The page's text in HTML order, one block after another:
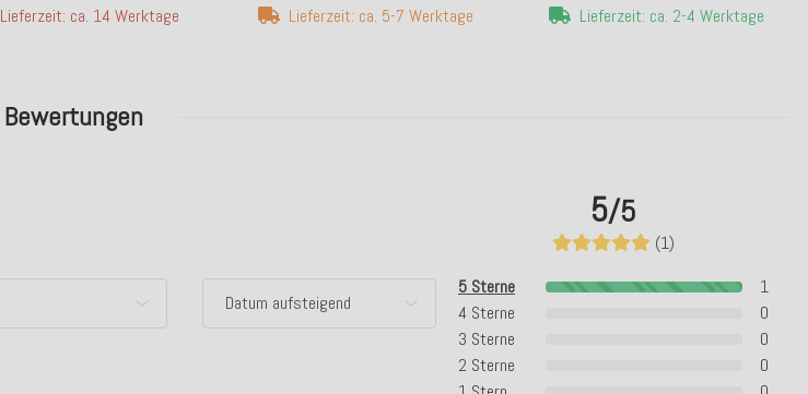
Bewertungen
5/5
(1)
5 Sterne
1
4 Sterne
0
3 Sterne
0
2 Sterne
0
Lieferzeit: ca. 14 Werktage Lieferzeit: ca. 5-7 Werktage Lieferzeit: ca. 2-4 Werktage